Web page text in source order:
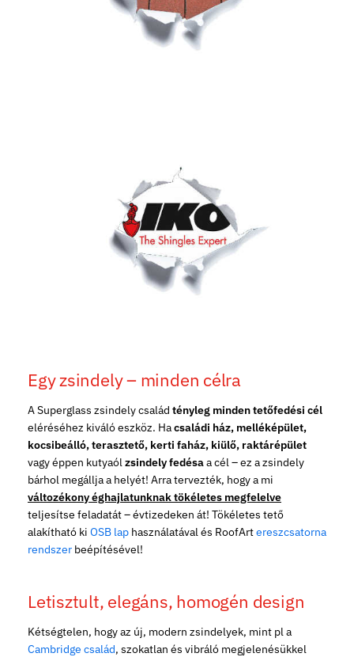
Egy zsindely – minden célra
A Superglass zsindely család tényleg minden tetőfedési cél
eléréséhez kiváló eszköz. Hacsaládi ház, melléképület,
kocsibeálló, terasztető, kerti faház, kiülő, raktárépület
vagy éppen kutyaól zsindely fedésaa cél – ez a zsindely
bárhol megállja a helyét! Arra tervezték, hogy a mi
változékony éghajlatunknak tökéletes megfelelve
teljesítse feladatát – évtizedeken át! Tökéletes tető
alakítható ki OSB lap használatával és RoofArtereszcsatorna
rendszer beépítésével!
Letisztult, elegáns, homogén design
Kétségtelen, hogy az új, modern zsindelyek, mint pl a
Cambridge család, szokatlan és vibráló megjelenésükkel